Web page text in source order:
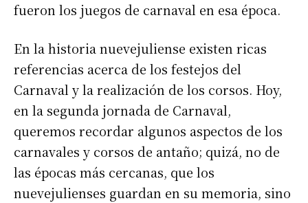
fueron los juegos de carnaval en esa época.
En la historia nuevejuliense existen ricas
referencias acerca de los festejos del
Carnaval y la realización de los corsos. Hoy,
en la segunda jornada de Carnaval,
queremos recordar algunos aspectos de los
carnavales y corsos de antaño; quizá, no de
las épocas más cercanas, que los
nuevejulienses guardan en su memoria, sino